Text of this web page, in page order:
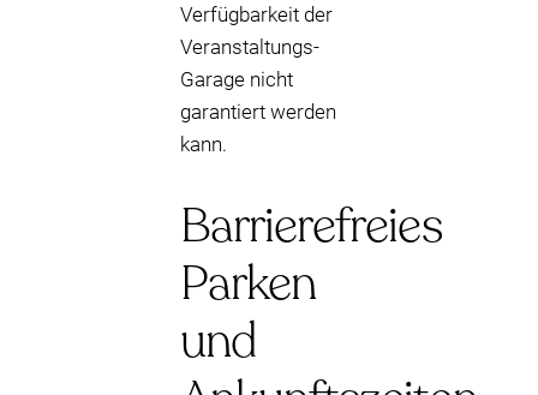
Verfügbarkeit der
Veranstaltungs-
Garage nicht
garantiert werden
kann.
Barrierefreies
Parken
und